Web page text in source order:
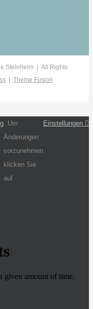
Steinheim | All Rights
| Theme Fusion
. Um
Änderungen
vorzunehmen
klicken Sie
auf
Einstellungen